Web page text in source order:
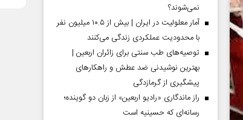
نمی‌شوند؟
آمار معلولیت در ایران | بیش از ۱۰.۵ میلیون نفر
با محدودیت عملکردی زندگی می‌کنند
توصیه‌های طب سنتی برای زائران اربعین |
بهترین نوشیدنی ضد عطش و راهکارهای
پیشگیری از گرمازدگی
راز ماندگاری «رادیو اربعین» از زبان دو گوینده؛
رسانه‌ای که حسینیه است